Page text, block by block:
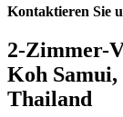
Kontaktieren Sie
2-Zimmer-
Koh
Thailand